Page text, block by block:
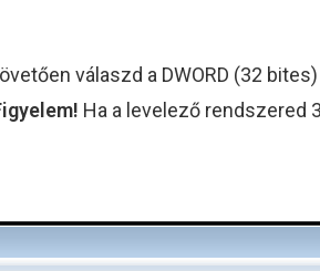
válaszd a DWORD (32
Ha a levelező rendszered